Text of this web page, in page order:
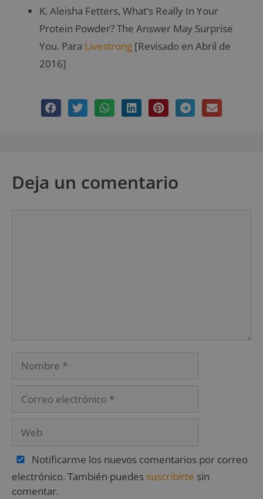
K. Aleisha Fetters, What’s Really In Your
Protein Powder? The Answer May Surprise
You. Para Livestrong [Revisado en Abril de
2016]
Deja un comentario
Notificarme los nuevos comentarios por correo
electrónico. También puedes suscribirte sin
comentar.